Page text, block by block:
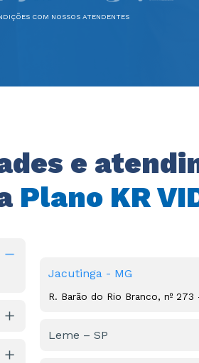
COM NOSSOS ATENDENTES
e
Plano KR
Jacutinga - MG
R. Barão do Rio Branco, nº
Leme – SP